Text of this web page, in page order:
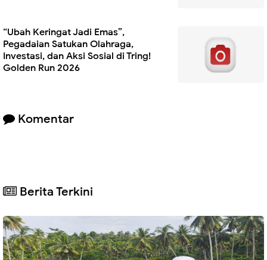
“Ubah Keringat Jadi Emas”,
Pegadaian Satukan Olahraga,
Investasi, dan Aksi Sosial di Tring!
Golden Run 2026
Komentar
Berita Terkini